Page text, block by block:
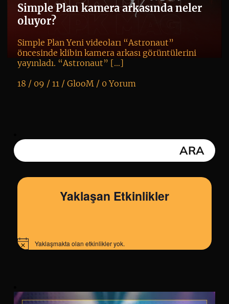
Simple Plan kamera arkasında neler
oluyor?
Simple Plan Yeni videoları “Astronaut”
öncesinde klibin kamera arkası görüntülerini
yayınladı. “Astronaut” […]
18 / 09 / 11 / GlooM/ 0 Yorum
Yaklaşan Etkinlikler
Notice Yaklaşmakta olan etkinlikler yok.